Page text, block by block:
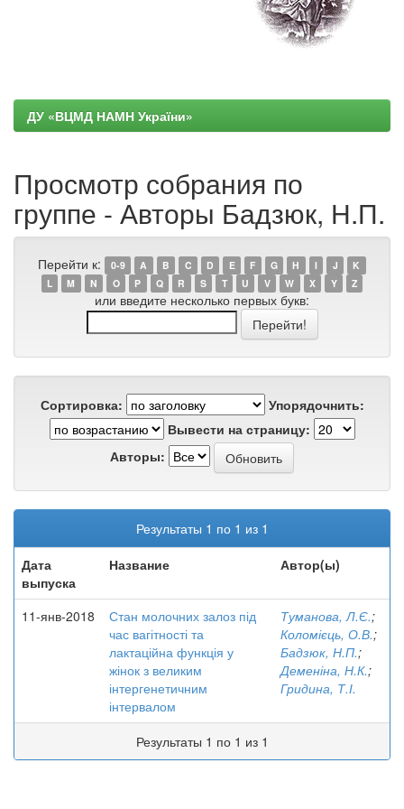
ДУ «ВЦМД НАМН України»
Просмотр собрания по
группе - Авторы Бадзюк, Н.П.
Перейти к: 0-9 A B C D E F G H I J
K
L
M N O P Q R S T U V W X Y Z
или введите несколько первых букв:
Сортировка:
Упорядочнить:
Вывести на страницу:
Авторы:
Результаты 1 по 1 из 1
Дата
выпуска
Название Автор(ы)
11-янв-2018
Стан молочних залоз під
час вагітності та
лактаційна функція у
жінок з великим
інтергенетичним
інтервалом
Туманова, Л.Є.;
Коломієць, О.В.;
Бадзюк, Н.П.;
Деменіна, Н.К.;
Гридина, Т.І.
Результаты 1 по 1 из 1